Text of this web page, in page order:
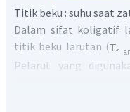
Titik beku : suhu saat
Dalam sifat koligatif
titik beku larutan (
Pelarut yang